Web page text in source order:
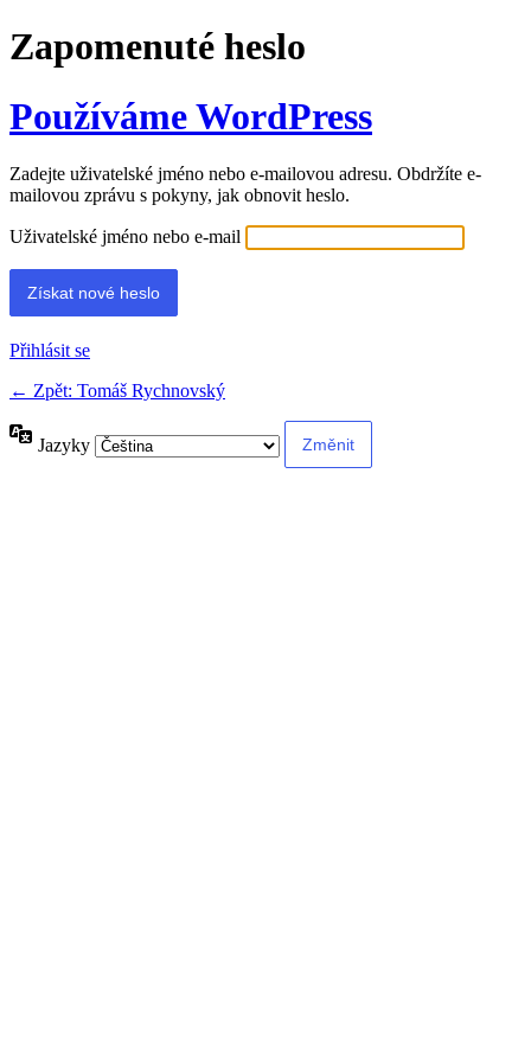
Zapomenuté heslo
Používáme WordPress
Zadejte uživatelské jméno nebo e-mailovou adresu. Obdržíte e-
mailovou zprávu s pokyny, jak obnovit heslo.
Uživatelské jméno nebo e-mail
Přihlásit se
← Zpět: Tomáš Rychnovský
Jazyky